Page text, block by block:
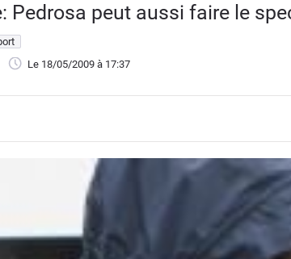
Pedrosa peut aussi faire le
Le 18/05/2009 à 17:37